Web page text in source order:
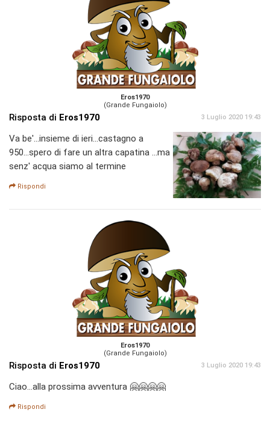
Eros1970
(Grande Fungaiolo)
Risposta di Eros1970 3 Luglio 2020 19:43
Va be'...insieme di ieri...castagno a
950...spero di fare un altra capatina ...ma
senz' acqua siamo al termine
Rispondi
Eros1970
(Grande Fungaiolo)
Risposta di Eros1970 3 Luglio 2020 19:43
Ciao...alla prossima avventura 🤗🤗🤗🤗
Rispondi